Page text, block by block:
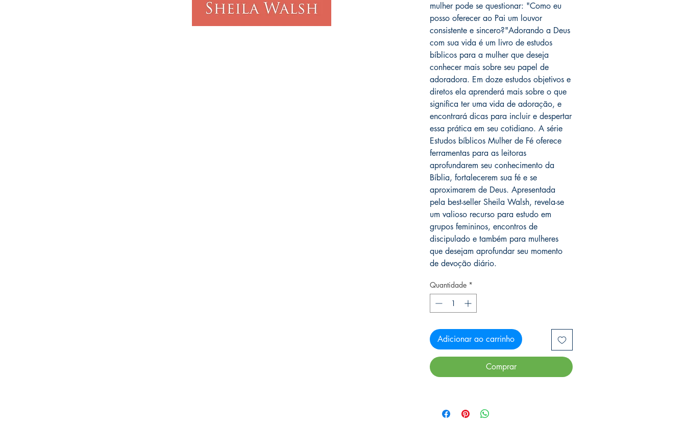
mulher pode se questionar: "Como eu
posso oferecer ao Pai um louvor
consistente e sincero?"Adorando a Deus
com sua vida é um livro de estudos
bíblicos para a mulher que deseja
conhecer mais sobre seu papel de
adoradora. Em doze estudos objetivos e
diretos ela aprenderá mais sobre o que
significa ter uma vida de adoração, e
encontrará dicas para incluir e despertar
essa prática em seu cotidiano. A série
Estudos bíblicos Mulher de Fé oferece
ferramentas para as leitoras
aprofundarem seu conhecimento da
Bíblia, fortalecerem sua fé e se
aproximarem de Deus. Apresentada
pela best-seller Sheila Walsh, revela-se
um valioso recurso para estudo em
grupos femininos, encontros de
discipulado e também para mulheres
que desejam aprofundar seu momento
de devoção diário.
Quantidade *
Adicionar ao carrinho
Comprar